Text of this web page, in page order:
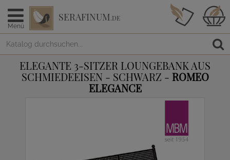
Menü
SERAFINUM.DE
ELEGANTE 3-SITZER LOUNGEBANK AUS
SCHMIEDEEISEN - SCHWARZ - ROMEO
ELEGANCE